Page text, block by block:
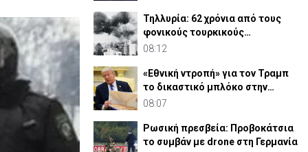
Τηλλυρία: 62 χρόνια από τους
φονικούς τουρκικούς
βομβαρδισμούς
08:12
«Εθνική ντροπή» για τον Τραμπ
το δικαστικό μπλόκο στην
αίθουσα χορού
08:07
Ρωσική πρεσβεία: Προβοκάτσια
το συμβάν με drone στη Γερμανία